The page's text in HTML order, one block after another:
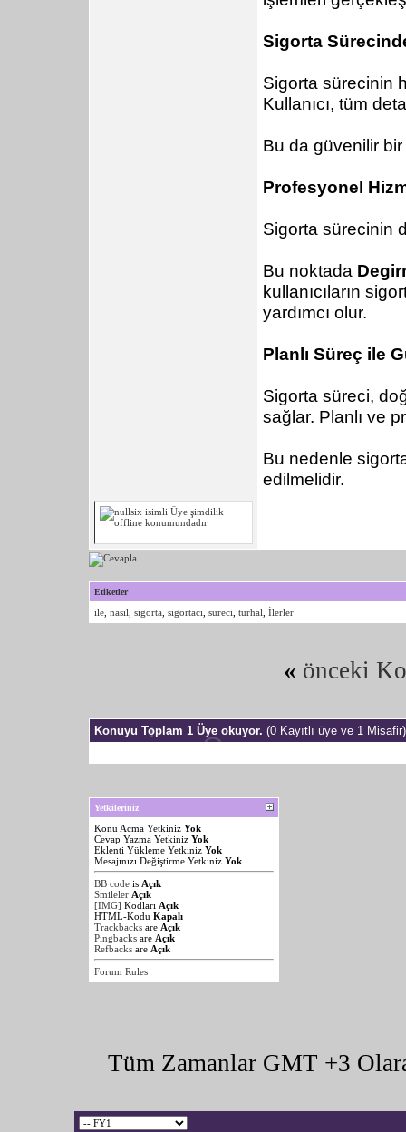
Sigorta
Sigorta sürecinin
Kullanıcı, tüm
Bu da güvenilir bir
Profesyonel
Sigorta sürecinin
Bu noktada
kullanıcıların
yardımcı olur.
Planlı Süreç ile
Sigorta süreci,
sağlar. Planlı ve
Bu nedenle
edilmelidir.
Etiketler
ile nasıl sigorta sigortacı süreci turhal İlerler
« önceki
Konuyu Toplam 1 Üye okuyor. (0 Kayıtlı üye ve 1 Misafir)
Yetkileriniz
Konu Acma Yetkiniz Yok
Cevap Yazma Yetkiniz Yok
Eklenti Yükleme Yetkiniz Yok
Mesajınızı Değiştirme Yetkiniz Yok
BB code is Açık
Smileler Açık
[IMG] Kodları Açık
HTML-Kodu Kapalı
Trackbacks are Açık
Pingbacks are Açık
Refbacks are Açık
Forum Rules
Tüm Zamanlar GMT +3